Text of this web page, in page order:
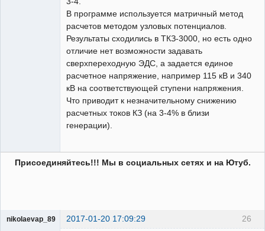
В программе используется матричный метод
расчетов методом узловых потенциалов.
Результаты сходились в ТКЗ-3000, но есть одно
отличие нет возможности задавать
сверхпереходную ЭДС, а задается единое
расчетное напряжение, например 115 кВ и 340
кВ на соответствующей ступени напряжения.
Что приводит к незначительному снижению
расчетных токов КЗ (на 3-4% в близи
генерации).
Присоединяйтесь!!! Мы в социальных сетях и на Ютуб.
26
nikolaevap_89 2017-01-20 17:09:29